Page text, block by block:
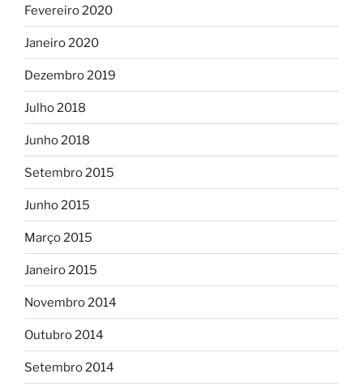
Fevereiro 2020
Janeiro 2020
Dezembro 2019
Julho 2018
Junho 2018
Setembro 2015
Junho 2015
Março 2015
Janeiro 2015
Novembro 2014
Outubro 2014
Setembro 2014